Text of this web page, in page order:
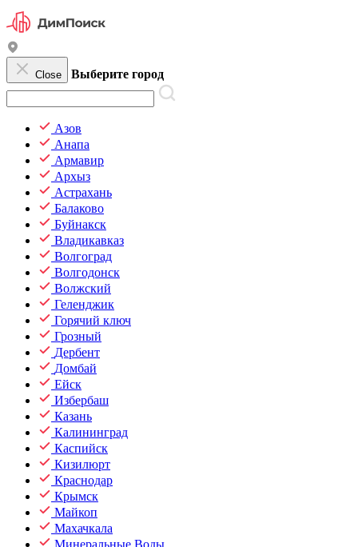
Close Выберите город
Азов
Анапа
Армавир
Архыз
Астрахань
Балаково
Буйнакск
Владикавказ
Волгоград
Волгодонск
Волжский
Геленджик
Горячий ключ
Грозный
Дербент
Домбай
Ейск
Избербаш
Казань
Калининград
Каспийск
Кизилюрт
Краснодар
Крымск
Майкоп
Махачкала
Минеральные Воды